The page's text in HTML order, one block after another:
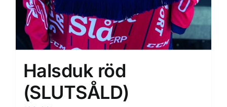
Halsduk röd
(SLUTSÅLD)